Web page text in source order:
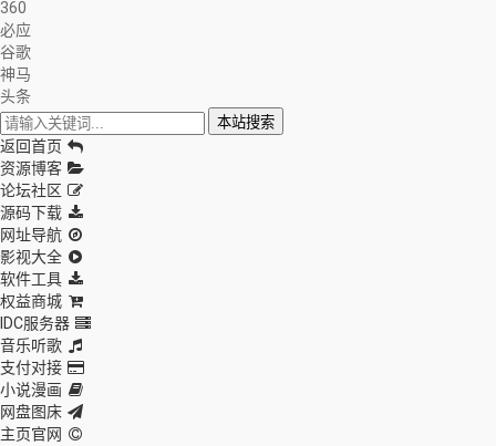
360
必应
谷歌
神马
头条
本站搜索
返回首页
资源博客
论坛社区
源码下载
网址导航
影视大全
软件工具
权益商城
IDC服务器
音乐听歌
支付对接
小说漫画
网盘图床
主页官网